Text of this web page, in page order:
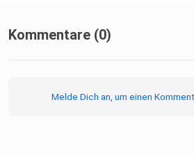
Kommentare (0)
Melde Dich an, um einen